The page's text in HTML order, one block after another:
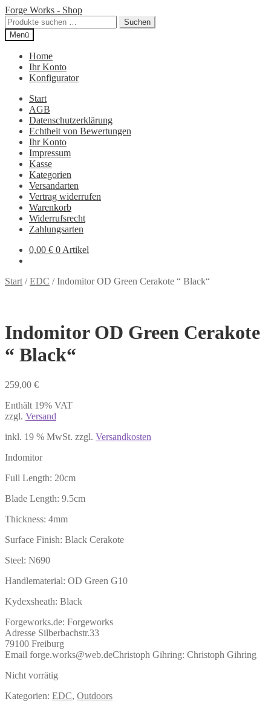
Zur
Navigation
springen
Zum
Inhalt
springen
Forge Works - Shop
Suchen
nach:
Suchen
Menü
Home
Ihr Konto
Konfigurator
Start
AGB
Datenschutzerklärung
Echtheit von Bewertungen
Ihr Konto
Impressum
Kasse
Kategorien
Versandarten
Vertrag widerrufen
Warenkorb
Widerrufsrecht
Zahlungsarten
0,00 € 0 Artikel
Start /EDC /Indomitor OD Green Cerakote “ Black“
Indomitor OD Green Cerakote
“ Black“
259,00 €
Enthält 19% VAT
zzgl. Versand
inkl. 19 % MwSt. zzgl. Versandkosten
Indomitor
Full Length: 20cm
Blade Length: 9.5cm
Thickness: 4mm
Surface Finish: Black Cerakote
Steel: N690
Handlematerial: OD Green G10
Kydexsheath: Black
Forgeworks.de: Forgeworks
Adresse Silberbachstr.33
79100 Freiburg
Email forge.works@web.deChristoph Gihring: Christoph Gihring
Nicht vorrätig
Kategorien: EDC, Outdoors